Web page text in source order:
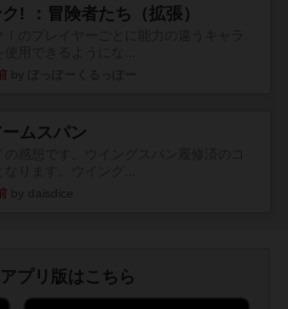
! ：冒険者たち（拡張）
ムスパン
プリ版はこちら